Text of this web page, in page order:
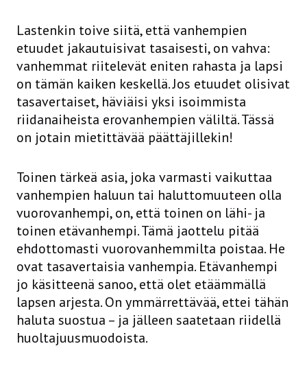
Lastenkin toive siitä, että vanhempien
etuudet jakautuisivat tasaisesti, on vahva:
vanhemmat riitelevät eniten rahasta ja lapsi
on tämän kaiken keskellä. Jos etuudet olisivat
tasavertaiset, häviäisi yksi isoimmista
riidanaiheista erovanhempien väliltä. Tässä
on jotain mietittävää päättäjillekin!
Toinen tärkeä asia, joka varmasti vaikuttaa
vanhempien haluun tai haluttomuuteen olla
vuorovanhempi, on, että toinen on lähi- ja
toinen etävanhempi. Tämä jaottelu pitää
ehdottomasti vuorovanhemmilta poistaa. He
ovat tasavertaisia vanhempia. Etävanhempi
jo käsitteenä sanoo, että olet etäämmällä
lapsen arjesta. On ymmärrettävää, ettei tähän
haluta suostua – ja jälleen saatetaan riidellä
huoltajuusmuodoista.